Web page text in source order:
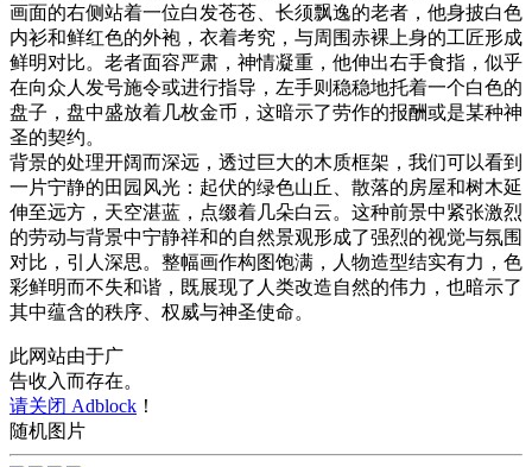
画面的右侧站着一位白发苍苍、长须飘逸的老者，他身披白色
内衫和鲜红色的外袍，衣着考究，与周围赤裸上身的工匠形成
鲜明对比。老者面容严肃，神情凝重，他伸出右手食指，似乎
在向众人发号施令或进行指导，左手则稳稳地托着一个白色的
盘子，盘中盛放着几枚金币，这暗示了劳作的报酬或是某种神
圣的契约。
背景的处理开阔而深远，透过巨大的木质框架，我们可以看到
一片宁静的田园风光：起伏的绿色山丘、散落的房屋和树木延
伸至远方，天空湛蓝，点缀着几朵白云。这种前景中紧张激烈
的劳动与背景中宁静祥和的自然景观形成了强烈的视觉与氛围
对比，引人深思。整幅画作构图饱满，人物造型结实有力，色
彩鲜明而不失和谐，既展现了人类改造自然的伟力，也暗示了
其中蕴含的秩序、权威与神圣使命。
此网站由于广
告收入而存在。
请关闭 Adblock ！
随机图片